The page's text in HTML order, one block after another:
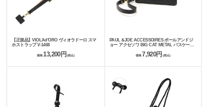
【正規品】VIOLAd'ORO ヴィオラドーロ スマ
ホストラップ V-1468
価格 13,200円(税込)
PAUL＆JOE ACCESSOIRES ポールアンドジ
ョー アクセソワ BIG CAT METAL パスケース
価格7,920円 (税込)